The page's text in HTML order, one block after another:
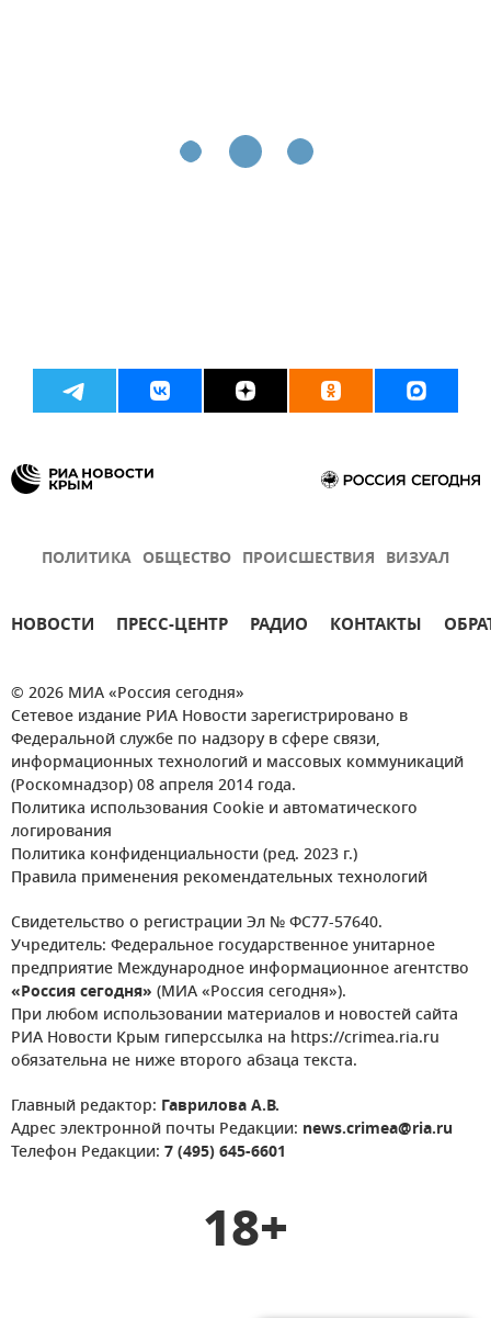
ПОЛИТИКА ОБЩЕСТВО ПРОИСШЕСТВИЯ ВИЗУАЛ
НОВОСТИ ПРЕСС-ЦЕНТР РАДИО КОНТАКТЫ
© 2026 МИА «Россия сегодня»
Сетевое издание РИА Новости зарегистрировано в
Федеральной службе по надзору в сфере связи,
информационных технологий и массовых коммуникаций
(Роскомнадзор) 08 апреля 2014 года.
Политика использования Cookie и автоматического
логирования
Политика конфиденциальности (ред. 2023 г.)
Правила применения рекомендательных технологий
Свидетельство о регистрации Эл № ФС77-57640.
Учредитель: Федеральное государственное унитарное
предприятие Международное информационное агентство
«Россия сегодня» (МИА «Россия сегодня»).
При любом использовании материалов и новостей сайта
РИА Новости Крым гиперссылка на https://crimea.ria.ru
обязательна не ниже второго абзаца текста.
Главный редактор: Гаврилова А.В.
Адрес электронной почты Редакции: news.crimea@ria.ru
Телефон Редакции: 7 (495) 645-6601
18+